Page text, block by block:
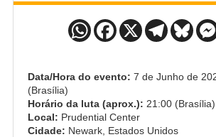
Data/Hora do evento: 7 de Junho de
(Brasília)
Horário da luta (aprox.): 21:00 (Brasília)
Local: Prudential Center
Cidade: Newark, Estados Unidos